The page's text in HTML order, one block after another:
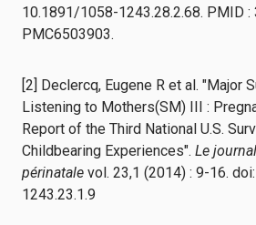
10.1891/1058-1243.28.2.68. PMID :
PMC6503903.
[2] Declercq, Eugene R et al. "Major
Listening to Mothers(SM) III :
Report of the Third National U.S.
Childbearing Experiences". Le
périnatale vol. 23,1 (2014) : 9-16.
1243.23.1.9